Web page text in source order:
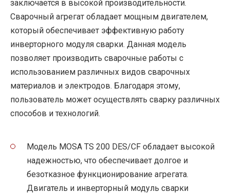
заключается в высокой производительности.
Сварочный агрегат обладает мощным двигателем,
который обеспечивает эффективную работу
инверторного модуля сварки. Данная модель
позволяет производить сварочные работы с
использованием различных видов сварочных
материалов и электродов. Благодаря этому,
пользователь может осуществлять сварку различных
способов и технологий.
Модель MOSA TS 200 DES/CF обладает высокой
надежностью, что обеспечивает долгое и
безотказное функционирование агрегата.
Двигатель и инверторный модуль сварки